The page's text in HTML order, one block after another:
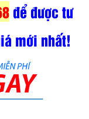
để được tư
mới nhất!